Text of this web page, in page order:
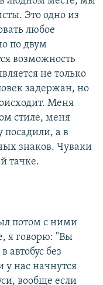
Это одно из
любое
по двум
возможность
не только
задержан, но
Меня
стиле, меня
а в
знаков. Чуваки
тачке.
потом с ними
я говорю: "Вы
автобус без
у нас начнутся
вообще если